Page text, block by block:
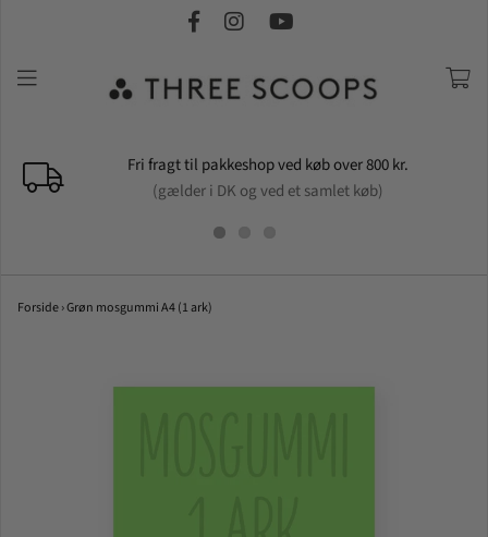
Fri fragt til pakkeshop ved køb over 800 kr.
(gælder i DK og ved et samlet køb)
Forside›Grøn mosgummi A4 (1 ark)